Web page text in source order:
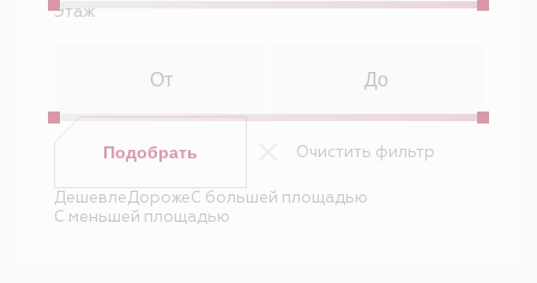
Этаж
Подобрать Очистить фильтр
ДешевлеДорожеС большей площадью
С меньшей площадью